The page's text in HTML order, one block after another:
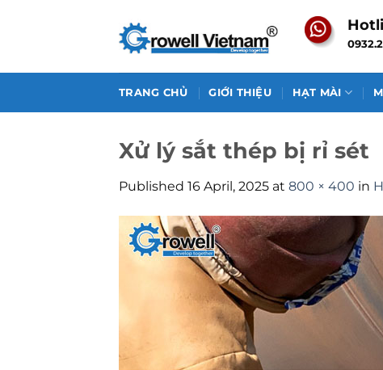
TRANG CHỦ GIỚI THIỆU HẠT MÀI
Xử lý sắt thép bị rỉ sét
Published 16 April, 2025 at 800 × 400 in